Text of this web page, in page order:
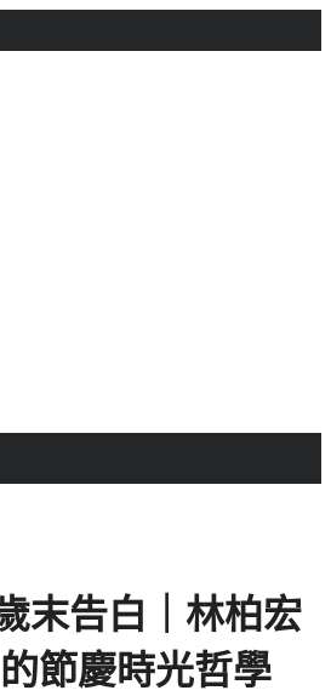
末告白｜林柏宏
節慶時光哲學